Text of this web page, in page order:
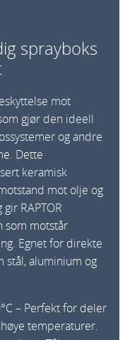
sprayboks
mot
gjør den ideell
og andre
Dette
keramisk
mot olje og
RAPTOR
som motstår
Egnet for direkte
stål, aluminium og
– Perfekt for deler
temperaturer.